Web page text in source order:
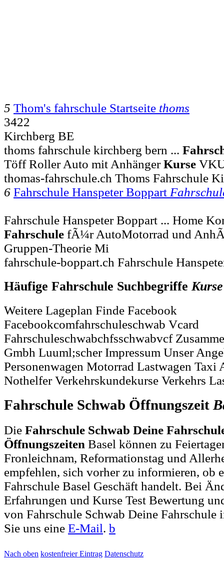
5 Thom's fahrschule Startseite thoms
3422
Kirchberg BE
thoms fahrschule kirchberg bern ...
Töff Roller Auto mit AnhängerKurse
thomas-fahrschule.ch Thoms Fahrschule
6 Fahrschule Hanspeter Boppart
Fahrschule Hanspeter Boppart ... Home
Fahrschule fÃ¼r AutoMotorrad und
Gruppen-Theorie Mi
fahrschule-boppart.ch Fahrschule
Häufige Fahrschule SuchbegriffeKurse
Weitere Lageplan Finde Facebook
Facebookcomfahrschuleschwab Vcard
Fahrschuleschwabchfsschwabvcf
Gmbh Luuml;scher Impressum Unser
Personenwagen Motorrad Lastwagen Taxi
Nothelfer Verkehrskundekurse Verkehrs
Fahrschule Schwab Öffnungszeit
Die Fahrschule Schwab Deine
Öffnungszeiten Basel können zu
Fronleichnam, Reformationstag und
empfehlen, sich vorher zu informieren, ob
Fahrschule Basel Geschäft handelt. Bei
Erfahrungen und Kurse Test Bewertung
von Fahrschule Schwab Deine Fahrschule
Sie uns eine E-Mail. b
Nach oben kostenfreier Eintrag Datenschutz